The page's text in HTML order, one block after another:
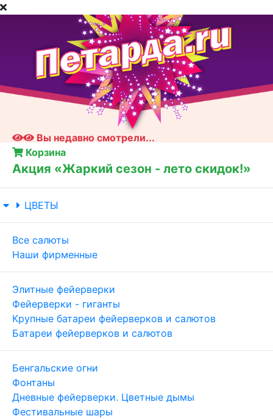
Вы недавно смотрели...
Корзина
Акция «Жаркий сезон - лето скидок!»
ЦВЕТЫ
Все салюты
Наши фирменные
Элитные фейерверки
Фейерверки - гиганты
Крупные батареи фейерверков и салютов
Батареи фейерверков и салютов
Бенгальские огни
Фонтаны
Дневные фейерверки. Цветные дымы
Фестивальные шары